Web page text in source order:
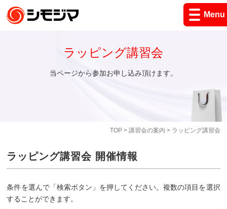
Menu
TOP> 講習会の案内 > ラッピング講習会
ラッピング講習会
当ページから参加お申し込み頂けます。
ラッピング講習会 開催情報
条件を選んで「検索ボタン」を押してください。複数の項目を選択
することができます。